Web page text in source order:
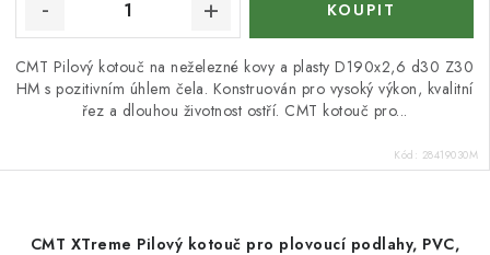
CMT Pilový kotouč na neželezné kovy a plasty D190x2,6 d30 Z30
HM s pozitivním úhlem čela. Konstruován pro vysoký výkon, kvalitní
řez a dlouhou životnost ostří. CMT kotouč pro...
Kód: 28419030M
CMT XTreme Pilový kotouč pro plovoucí podlahy, PVC,